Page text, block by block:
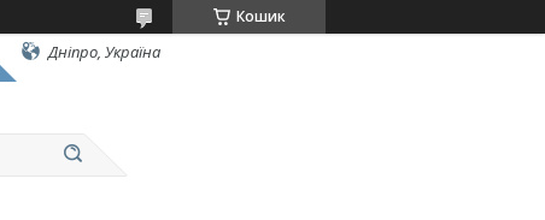
Кошик
Дніпро, Україна